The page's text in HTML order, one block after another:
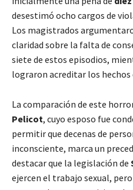
desestimó ocho cargos de
Los magistrados
claridad sobre la falta de
siete de estos episodios,
lograron acreditar los hechos
La comparación de este
Pelicot, cuyo esposo fue
permitir que decenas de
inconsciente, marca un
destacar que la legislación de
ejercen el trabajo sexual,